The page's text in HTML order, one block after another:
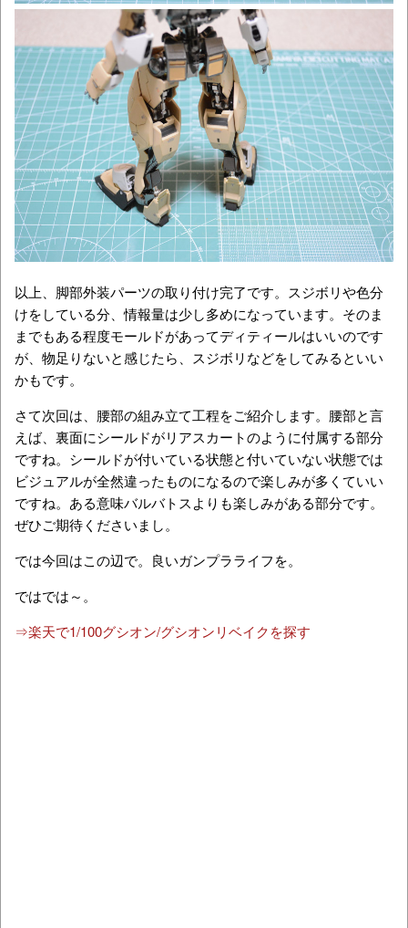
以上、脚部外装パーツの取り付け完了です。スジボリや色分
けをしている分、情報量は少し多めになっています。そのま
までもある程度モールドがあってディティールはいいのです
が、物足りないと感じたら、スジボリなどをしてみるといい
かもです。
さて次回は、腰部の組み立て工程をご紹介します。腰部と言
えば、裏面にシールドがリアスカートのように付属する部分
ですね。シールドが付いている状態と付いていない状態では
ビジュアルが全然違ったものになるので楽しみが多くていい
ですね。ある意味バルバトスよりも楽しみがある部分です。
ぜひご期待くださいまし。
では今回はこの辺で。良いガンプラライフを。
ではでは～。
⇒楽天で1/100グシオン/グシオンリベイクを探す